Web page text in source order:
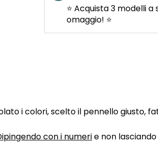
⭐ Acquista 3 modelli
omaggio! ⭐
i colori, scelto il pennello giusto,
con i numerie non